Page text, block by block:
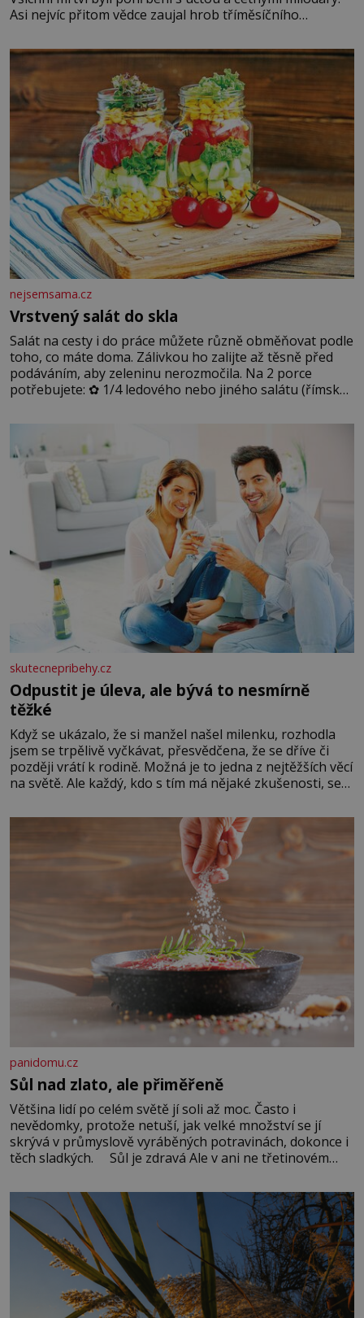
Asi nejvíc přitom vědce zaujal hrob tříměsíčního
blonďaté vlásky. Fakt, že jsou těla dávných lidí nesmírně
dobře zachovalá, přičítají odborníci zdejším klimatickým
podmínkám. Sucho, prosolené písky a extrémně
nejsemsama.cz
Vrstvený salát do skla
Salát na cesty i do práce můžete různě obměňovat podle
toho, co máte doma. Zálivkou ho zalijte až těsně před
podáváním, aby zeleninu nerozmočila. Na 2 porce
potřebujete: ✿ 1/4 ledového nebo jiného salátu (římský
okurky ✿ 2 rajčata Zálivka: ✿ 4 lžíce olivového oleje ✿ 1
lžíci citronové šťávy ✿ ½ stroužku
skutecnepribehy.cz
Odpustit je úleva, ale bývá to nesmírně
těžké
Když se ukázalo, že si manžel našel milenku, rozhodla
jsem se trpělivě vyčkávat, přesvědčena, že se dříve či
později vrátí k rodině. Možná je to jedna z nejtěžších věcí
na světě. Ale každý, kdo s tím má nějaké zkušenosti, se
Když se ke mně doneslo, že si manžel pořídil milenku,
panidomu.cz
Sůl nad zlato, ale přiměřeně
Většina lidí po celém světě jí soli až moc. Často i
nevědomky, protože netuší, jak velké množství se jí
skrývá v průmyslově vyráběných potravinách, dokonce i
těch sladkých. Sůl je zdravá Ale v ani ne třetinovém
základní složky– sodík a chlór – jsou zásadní pro
správné hospodaření